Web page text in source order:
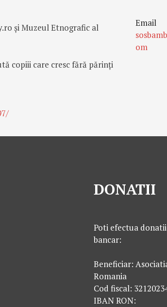
și Muzeul Etnografic al
copiii care cresc fără părinți
Email
om
DONATII
Poti efectua
bancar:
Beneficiar:
Romania
Cod fiscal:
IBAN RON: